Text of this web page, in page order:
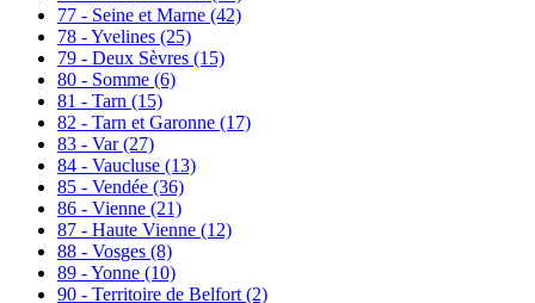
77 - Seine et Marne (42)
78 - Yvelines (25)
79 - Deux Sèvres (15)
80 - Somme (6)
81 - Tarn (15)
82 - Tarn et Garonne (17)
83 - Var(27)
84 - Vaucluse (13)
85 - Vendée (36)
86 - Vienne (21)
87 - Haute Vienne (12)
88 - Vosges (8)
89 - Yonne (10)
90 - Territoire de Belfort (2)